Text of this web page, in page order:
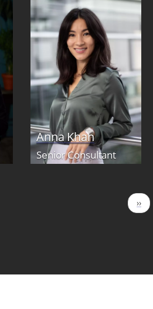
Anna Khan
Senior Consultant
››